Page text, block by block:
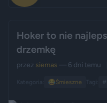
Hoker to nie
drzemkę
przez siemas — 6 dni temu
Kategoria: 😂Śmieszne Tagi: